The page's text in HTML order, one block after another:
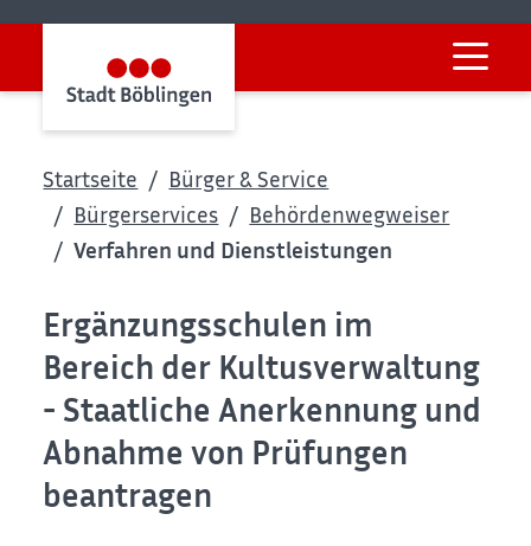
Startseite
Bürger & Service
Bürgerservices
Behördenwegweiser
Verfahren und Dienstleistungen
Ergänzungsschulen im
Bereich der Kultusverwaltung
- Staatliche Anerkennung und
Abnahme von Prüfungen
beantragen